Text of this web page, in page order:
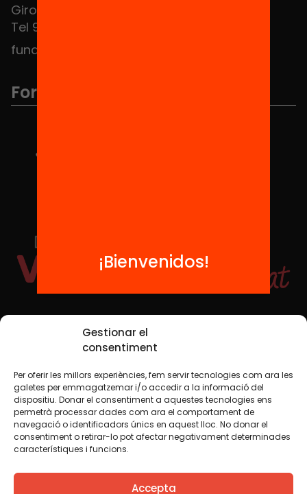
Gestionar el
consentiment
Per oferir les millors experiències, fem servir tecnologies com ara les
galetes per emmagatzemar i/o accedir a la informació del
dispositiu. Donar el consentiment a aquestes tecnologies ens
permetrà processar dades com ara el comportament de
navegació o identificadors únics en aquest lloc. No donar el
consentiment o retirar-lo pot afectar negativament determinades
característiques i funcions.
Accepta
Girona 34, interior 08010 Barcelona
Tel 934 588 700
fundacio@equitat.org
Formamos parte de...
Redes sociales
TWT YTB IG FB IN
Aviso legalPolítica de cookies
Creemos que el conocimiento debe compartirse. Por eso
utilizamos una licencia Creative Commons, salvo que en
¡Bienvenidos!